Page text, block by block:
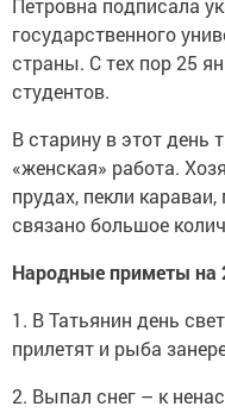
Петровна подписала
государственного
страны. С тех пор 25
студентов.
В старину в этот день
«женская» работа.
прудах, пекли
связано большое
Народные приметы на
1. В Татьянин день
прилетят и рыба
2. Выпал снег – к